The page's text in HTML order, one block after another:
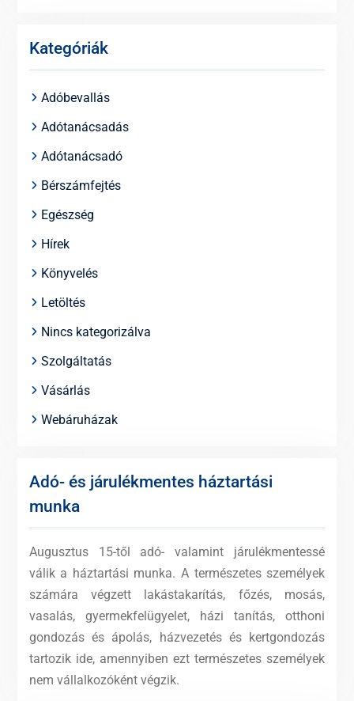
Kategóriák
Adóbevallás
Adótanácsadás
Adótanácsadó
Bérszámfejtés
Egészség
Hírek
Könyvelés
Letöltés
Nincs kategorizálva
Szolgáltatás
Vásárlás
Webáruházak
Adó- és járulékmentes háztartási
munka
Augusztus 15-től adó- valamint járulékmentessé
válik a háztartási munka. A természetes személyek
számára végzett lakástakarítás, főzés, mosás,
vasalás, gyermekfelügyelet, házi tanítás, otthoni
gondozás és ápolás, házvezetés és kertgondozás
tartozik ide, amennyiben ezt természetes személyek
nem vállalkozóként végzik.